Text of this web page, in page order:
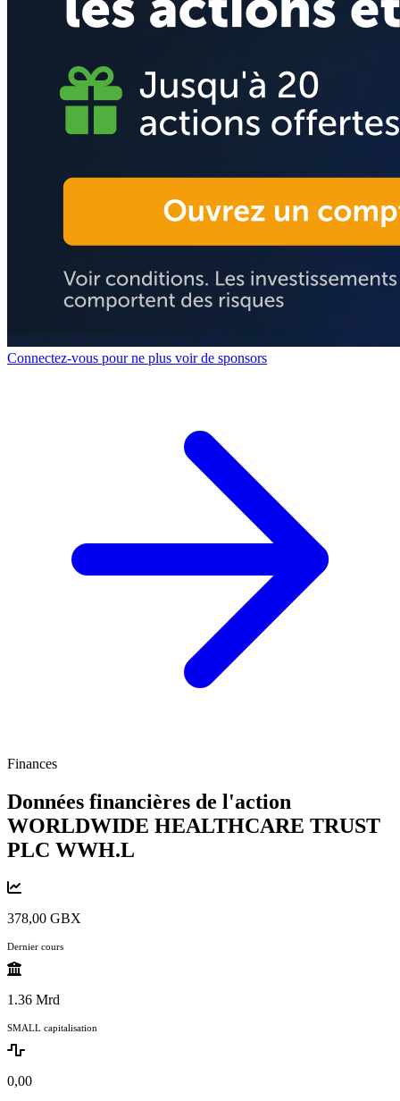
Connectez-vous pour ne plus voir de sponsors
Finances
Données financières de l'action
WORLDWIDE HEALTHCARE TRUST
PLC WWH.L
378,00 GBX
Dernier cours
1.36 Mrd
SMALL capitalisation
0,00